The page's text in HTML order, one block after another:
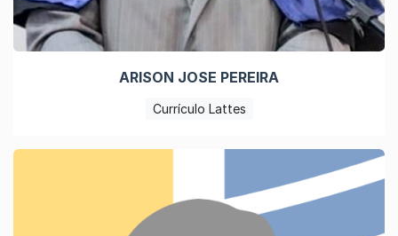
ARISON JOSE PEREIRA
Currículo Lattes